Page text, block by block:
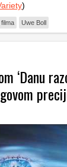
)
Uwe Boll
‘Danu